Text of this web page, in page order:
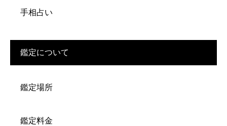
手相占い
鑑定について
鑑定場所
鑑定料金